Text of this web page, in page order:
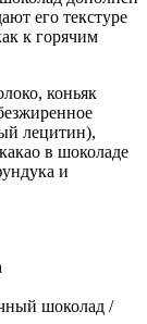
его текстуре
к горячим
коньяк
лецитин),
в шоколаде
и
шоколад /